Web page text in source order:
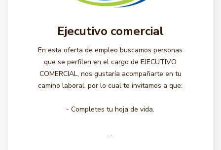
Ejecutivo comercial
En esta oferta de empleo buscamos personas
que se perfilen en el cargo de EJECUTIVO
COMERCIAL, nos gustaría acompañarte en tu
camino laboral, por lo cual te invitamos a que:
- Completes tu hoja de vida.
...